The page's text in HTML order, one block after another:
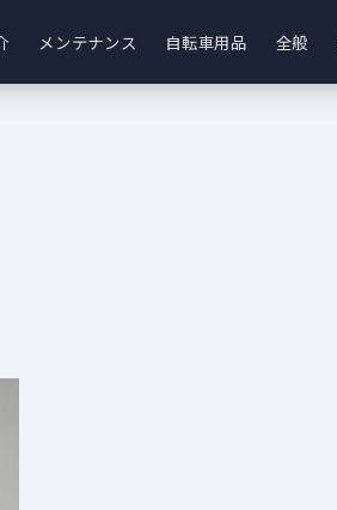
メンテナンス 自転車用品 全般